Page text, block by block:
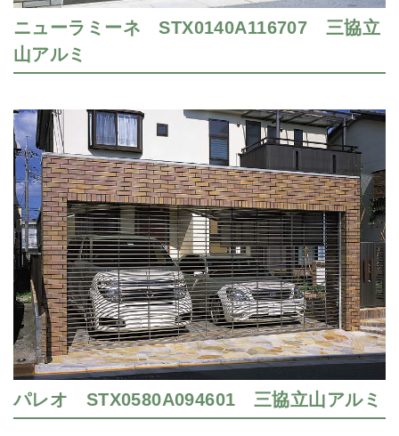
ニューラミーネ STX0140A116707 三協立
山アルミ
パレオ STX0580A094601 三協立山アルミ